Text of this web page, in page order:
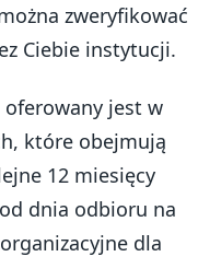
zweryfikować
Ciebie instytucji.
jest w
które obejmują
12 miesięcy
dnia odbioru na
dla